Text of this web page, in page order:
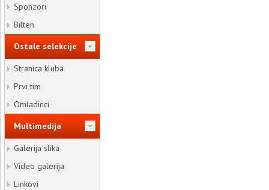
Sponzori
Bilten
Ostale selekcije
Stranica kluba
Prvi tim
Omladinci
Multimedija
Galerija slika
Video galerija
Linkovi